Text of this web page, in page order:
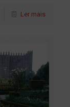
Ler mais